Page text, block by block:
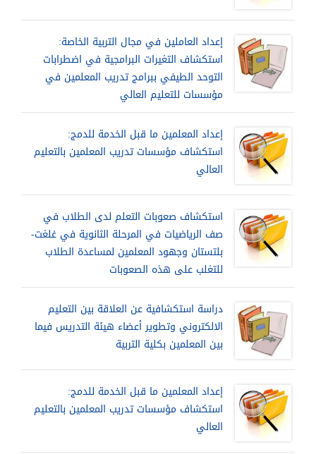
إعداد العاملين في مجال التربية الخاصة:
استكشاف التغيرات البرامجية في اضطرابات
التوحد الطيفي ببرامج تدريب المعلمين في
مؤسسات للتعليم العالي
إعداد المعلمين ما قبل الخدمة للدمج:
استكشاف مؤسسات تدريب المعلمين بالتعليم
العالي
استكشاف صعوبات التعلم لدى الطلاب في
صف الرياضيات في المرحلة الثانوية في غلغت-
بلتستان وجهود المعلمين لمساعدة الطلاب
للتغلب على هذه الصعوبات
دراسة استكشافية عن العلاقة بين التعليم
الالكتروني وتطوير أعضاء هيئة التدريس فيما
بين المعلمين بكلية التربية
إعداد المعلمين ما قبل الخدمة للدمج:
استكشاف مؤسسات تدريب المعلمين بالتعليم
العالي